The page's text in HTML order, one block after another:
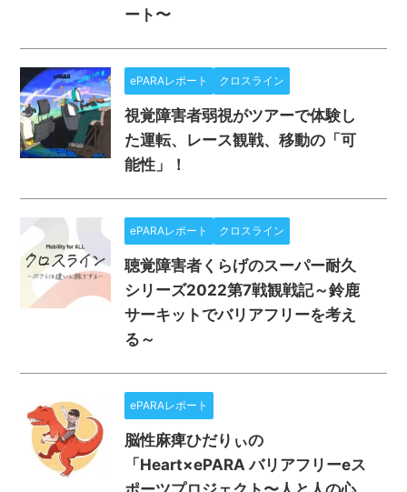
ート〜
ePARAレポート クロスライン
視覚障害者弱視がツアーで体験し
た運転、レース観戦、移動の「可
能性」！
ePARAレポート クロスライン
聴覚障害者くらげのスーパー耐久
シリーズ2022第7戦観戦記～鈴鹿
サーキットでバリアフリーを考え
る～
ePARAレポート
脳性麻痺ひだりぃの
「Heart×ePARA バリアフリーeス